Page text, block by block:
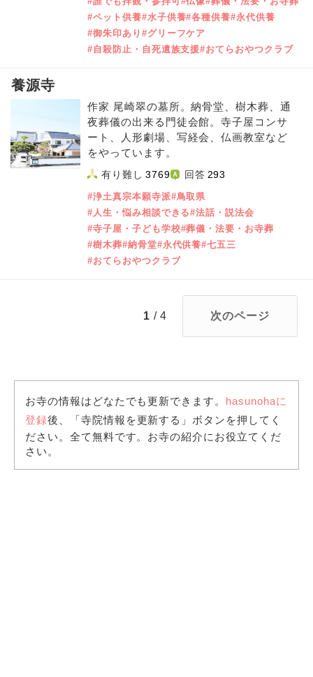
#ペット供養#水子供養#各種供養#永代供養
#御朱印あり #グリーフケア
#自殺防止・自死遺族支援#おてらおやつクラブ
養源寺
作家 尾崎翠の墓所。納骨堂、樹木葬、通
夜葬儀の出来る門徒会館。寺子屋コンサ
ート、人形劇場、写経会、仏画教室など
をやっています。
有り難し 3769 回答 293
#浄土真宗本願寺派#鳥取県
#人生・悩み相談できる#法話・説法会
#寺子屋・子ども学校#葬儀・法要・お寺葬
#樹木葬#納骨堂#永代供養#七五三
#おてらおやつクラブ
1 / 4 次のページ
お寺の情報はどなたでも更新できます。 hasunohaに
登録後、「寺院情報を更新する」ボタンを押してく
ださい。全て無料です。お寺の紹介にお役立てくだ
さい。